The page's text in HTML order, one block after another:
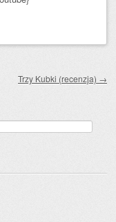
Trzy Kubki (recenzja) →